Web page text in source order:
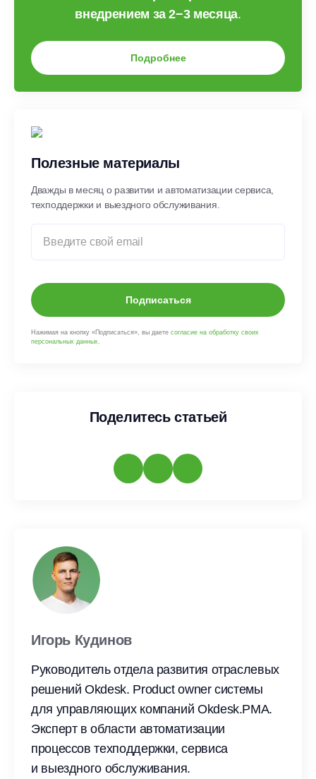
внедрением за 2−3 месяца.
Подробнее
Полезные материалы
Дважды в месяц о развитии и автоматизации сервиса,
техподдержки и выездного обслуживания.
Подписаться
Нажимая на кнопку «Подписаться», вы даете согласие на обработку своих
персональных данных.
Поделитесь статьей
Игорь Кудинов
Руководитель отдела развития отраслевых
решений Okdesk. Product owner системы
для управляющих компаний Okdesk.PMA.
Эксперт в области автоматизации
процессов техподдержки, сервиса
и выездного обслуживания.